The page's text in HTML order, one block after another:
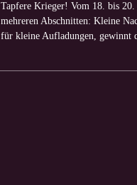
Tapfere Krieger! Vom 18. bis 20.
mehreren Abschnitten: Kleine
für kleine Aufladungen, gewinnt